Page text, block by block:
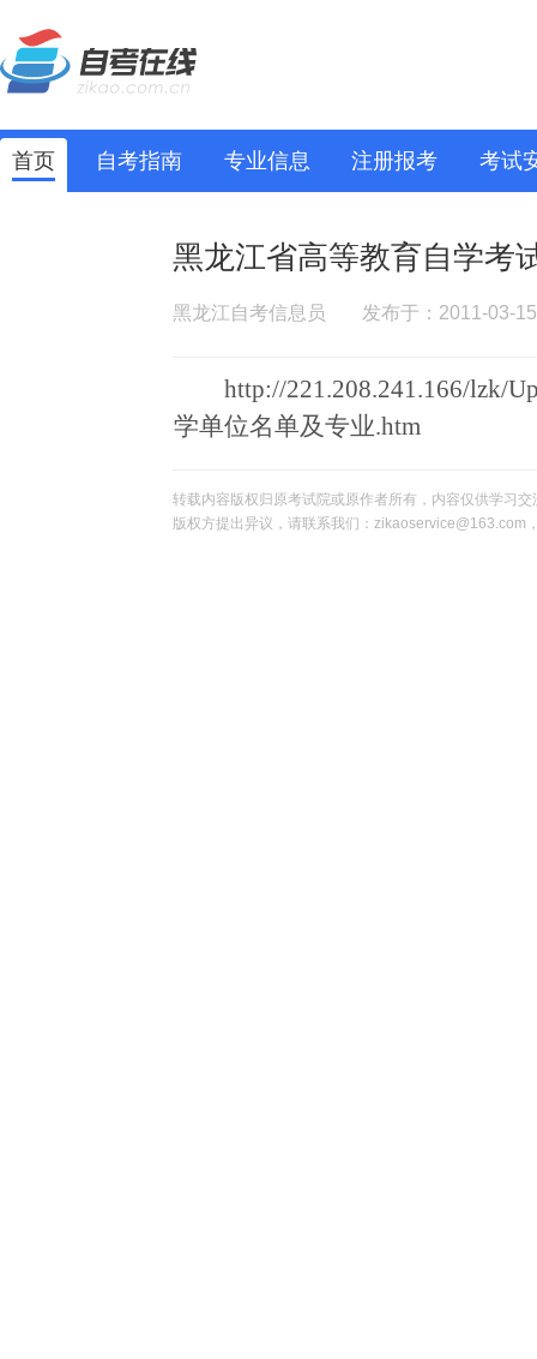
首页 自考指南 专业信息 注册报考 考试
黑龙江省高等教育自学考
黑龙江自考信息员 发布于：2011-03-15
http://221.208.241.166/lzk/
学单位名单及专业.htm
转载内容版权归原考试院或原作者所有，内容仅供学习
版权方提出异议，请联系我们：zikaoservice@163.com